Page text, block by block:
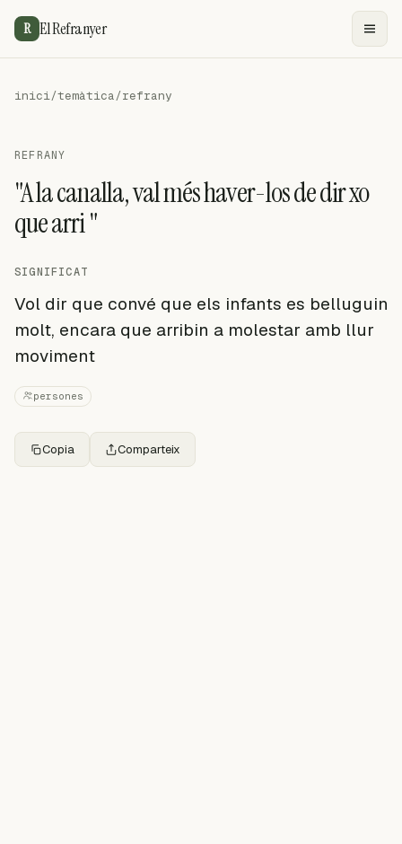
R El Refranyer
inici/temàtica/refrany
REFRANY
"A la canalla, val més haver-los de dir xo
que arri "
SIGNIFICAT
Vol dir que convé que els infants es belluguin
molt, encara que arribin a molestar amb llur
moviment
persones
Copia Comparteix